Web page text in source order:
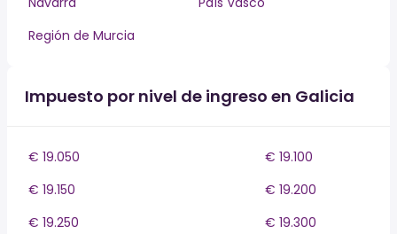
Región de Murcia
Impuesto por nivel de ingreso en Galicia
€ 19.050
€ 19.100
€ 19.150
€ 19.200
€ 19.250
€ 19.300